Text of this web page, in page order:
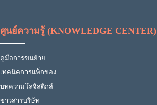
ศูนย์ความรู้ (KNOWLEDGE CENTER)
คู่มือการขนย้าย
เทคนิคการแพ็กของ
บทความโลจิสติกส์
ข่าวสารบริษัท